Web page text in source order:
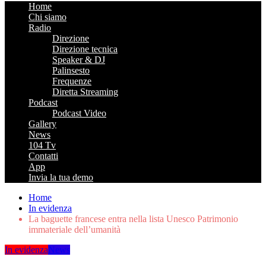
Home
Chi siamo
Radio
Direzione
Direzione tecnica
Speaker & DJ
Palinsesto
Frequenze
Diretta Streaming
Podcast
Podcast Video
Gallery
News
104 Tv
Contatti
App
Invia la tua demo
Home
In evidenza
La baguette francese entra nella lista Unesco Patrimonio
immateriale dell’umanità
In evidenzaNews